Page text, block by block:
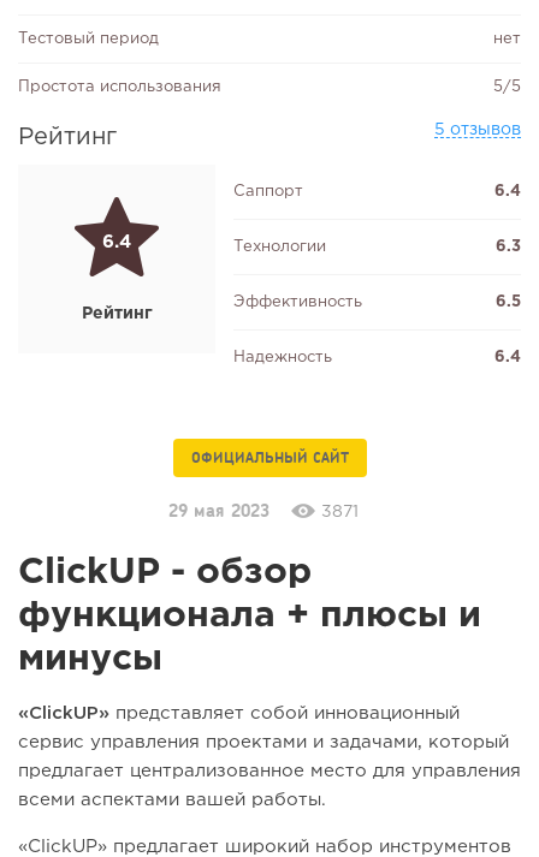
Тестовый период нет
Простота использования 5/5
Рейтинг 5 отзывов
6.4
Рейтинг
Саппорт 6.4
Технологии 6.3
Эффективность 6.5
Надежность 6.4
ОФИЦИАЛЬНЫЙ САЙТ
29 мая 2023 3871
ClickUP - обзор
функционала + плюсы и
минусы
«ClickUP» представляет собой инновационный
сервис управления проектами и задачами, который
предлагает централизованное место для управления
всеми аспектами вашей работы.
«ClickUP» предлагает широкий набор инструментов